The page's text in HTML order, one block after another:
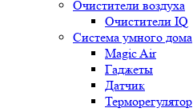
Очистители воздуха
Очистители IQ
Система умного дома
Magic Air
Гаджеты
Датчик
Терморегулятор